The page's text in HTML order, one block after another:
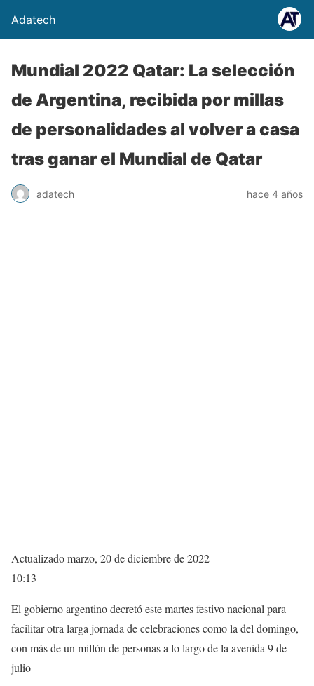
Adatech
Mundial 2022 Qatar: La selección
de Argentina, recibida por millas
de personalidades al volver a casa
tras ganar el Mundial de Qatar
adatech hace 4 años
Actualizadomarzo, 20 de diciembre de 2022 –
10:13
El gobierno argentino decretó este martes festivo nacional para
facilitar otra larga jornada de celebraciones como la del domingo,
con más de un millón de personas a lo largo de la avenida 9 de
julio